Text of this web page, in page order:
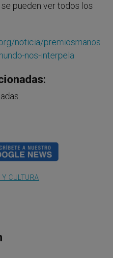
pueden ver todos los
noticia/premiosmanos
nos-interpela
Y CULTURA